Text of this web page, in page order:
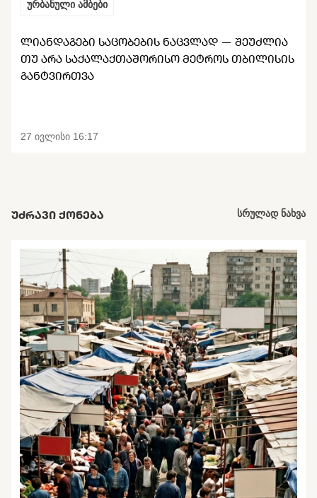
ურბანული ამბები
ᲚᲘᲐᲜᲓᲐᲒᲔᲑᲘ ᲡᲐᲪᲝᲑᲔᲑᲘᲡ ᲜᲐᲪᲕᲚᲐᲓ — ᲨᲔᲣᲫᲚᲘᲐ
ᲗᲣ ᲐᲠᲐ ᲡᲐᲥᲐᲚᲐᲥᲗᲐᲨᲝᲠᲘᲡᲝ ᲛᲔᲢᲠᲝᲡ ᲗᲑᲘᲚᲘᲡᲘᲡ
ᲒᲐᲜᲢᲕᲘᲠᲗᲕᲐ
27 ივლისი 16:17
ᲣᲫᲠᲐᲕᲘ ᲥᲝᲜᲔᲑᲐ სრულად ნახვა